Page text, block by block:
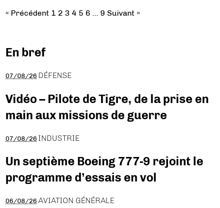
« Précédent 1 2 3 4 5 6 … 9 Suivant »
En bref
07/08/26 DÉFENSE
Vidéo – Pilote de Tigre, de la prise en
main aux missions de guerre
07/08/26 INDUSTRIE
Un septième Boeing 777-9 rejoint le
programme d’essais en vol
06/08/26 AVIATION GÉNÉRALE